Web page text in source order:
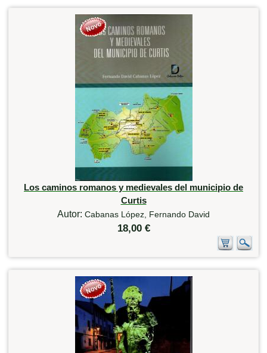
Los caminos romanos y medievales del municipio de
Curtis
Autor: Cabanas López, Fernando David
18,00 €